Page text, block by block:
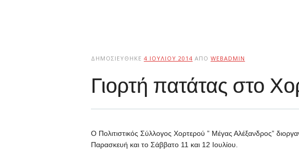
ΔΗΜΟΣΙΕΎΘΗΚΕ 4 ΙΟΥΛΊΟΥ 2014 ΑΠΌ WEBADMIN
Γιορτή πατάτας στο
Ο Πολιτιστικός Σύλλογος Χορτερού ” Μέγας Αλέξανδρος”
Παρασκευή και το Σάββατο 11 και 12 Ιουλίου.